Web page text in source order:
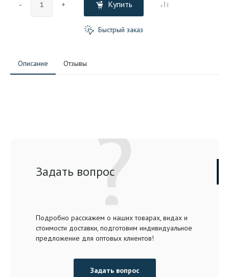
- + Купить
Быстрый заказ
Описание Отзывы
Задать вопрос
Подробно расскажем о наших товарах, видах и
стоимости доставки, подготовим индивидуальное
предложение для оптовых клиентов!
Задать вопрос